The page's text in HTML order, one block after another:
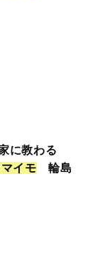
に教わる
マイ モ 輪島